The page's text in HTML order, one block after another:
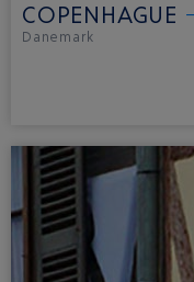
COPENHAGUE
Danemark